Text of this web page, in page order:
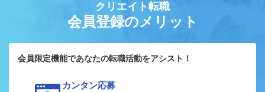
クリエイト転職
会員登録のメリット
会員限定機能であなたの転職活動をアシスト！
カンタン応募